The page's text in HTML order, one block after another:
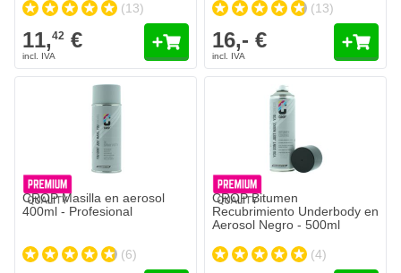
(13)
11,42 €
(13)
16,- €
CROP Masilla en aerosol
400ml - Profesional
(6)
CROP Bitumen
Recubrimiento Underbody en
Aerosol Negro - 500ml
(4)